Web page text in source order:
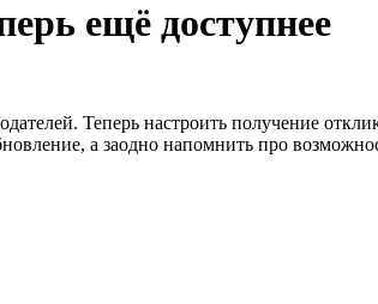
ещё доступнее
Теперь настроить получение
а заодно напомнить про